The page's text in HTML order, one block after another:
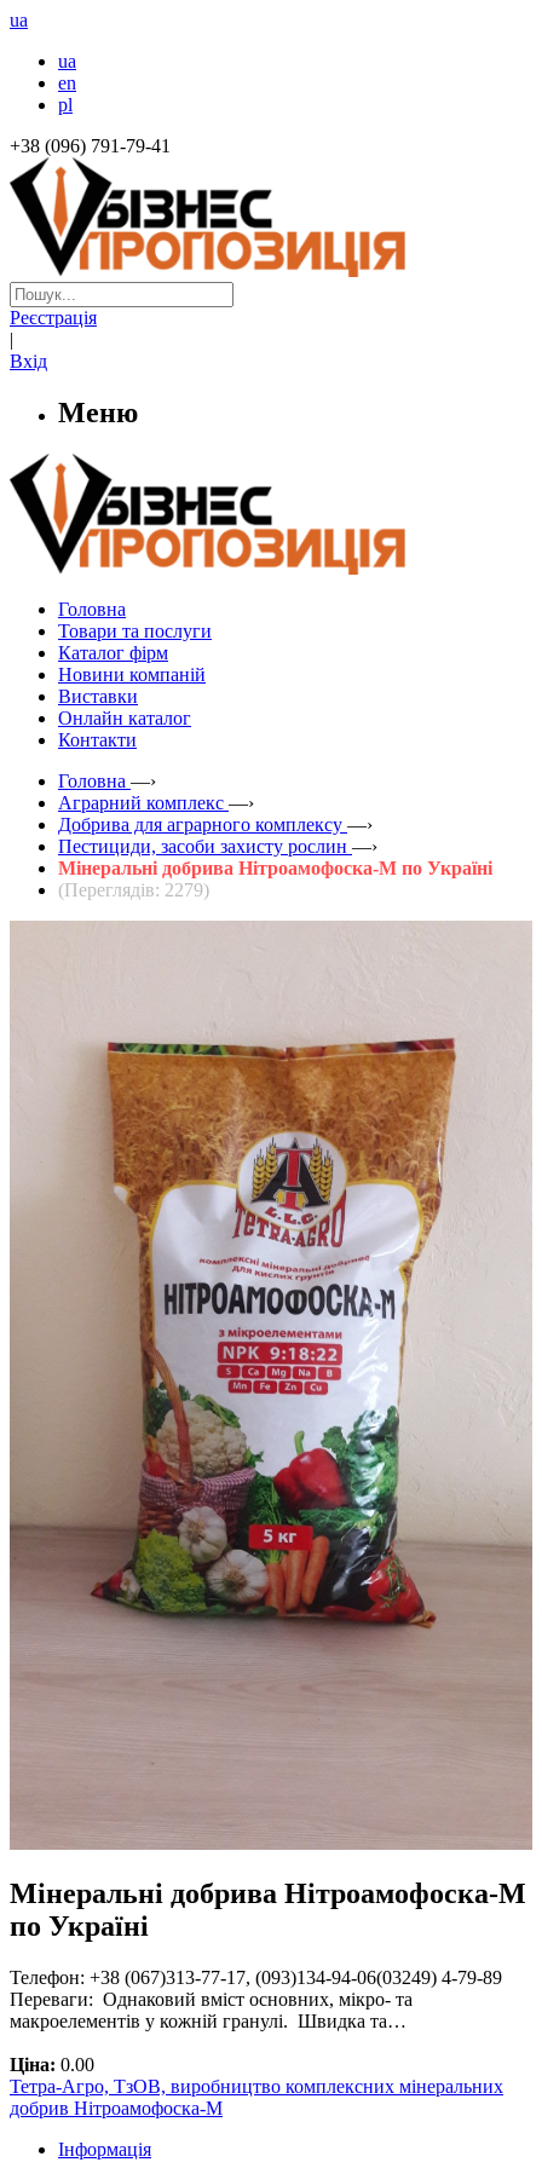
ua
ua
en
pl
+38 (096) 791-79-41
Реєстрація
|
Вхід
Меню
Головна
Товари та послуги
Каталог фірм
Новини компаній
Виставки
Онлайн каталог
Контакти
Головна —›
Аграрний комплекс —›
Добрива для аграрного комплексу —›
Пестициди, засоби захисту рослин —›
Мінеральні добрива Нітроамофоска-М по Україні
(Переглядів: 2279)
Мінеральні добрива Нітроамофоска-М
по Україні
Телефон: +38 (067)313-77-17, (093)134-94-06(03249) 4-79-89
Переваги: Однаковий вміст основних, мікро- та
макроелементів у кожній гранулі. Швидка та…
Ціна: 0.00
Тетра-Агро, ТзОВ, виробництво комплексних мінеральних
добрив Нітроамофоска-М
Інформація